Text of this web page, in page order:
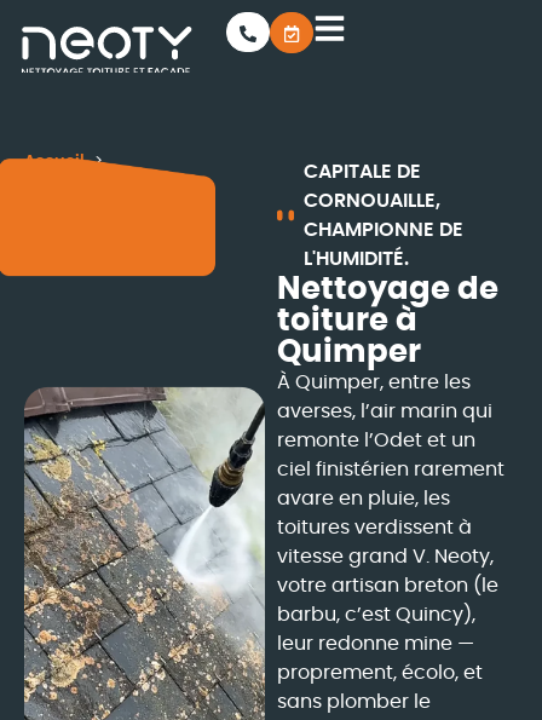
Accueil
CAPITALE DE
CORNOUAILLE,
CHAMPIONNE DE
L'HUMIDITÉ.
Nettoyage de
toiture à
Quimper
À Quimper, entre les
averses, l’air marin qui
remonte l’Odet et un
ciel finistérien rarement
avare en pluie, les
toitures verdissent à
vitesse grand V. Neoty,
votre artisan breton (le
barbu, c’est Quincy),
leur redonne mine —
proprement, écolo, et
sans plomber le